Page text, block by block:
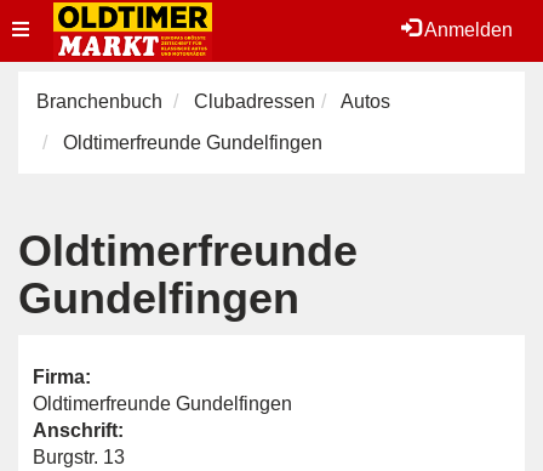
Anmelden
Toggle
navigation
Branchenbuch Clubadressen
Autos
Oldtimerfreunde Gundelfingen
Oldtimerfreunde
Gundelfingen
Firma:
Oldtimerfreunde Gundelfingen
Anschrift:
Burgstr. 13